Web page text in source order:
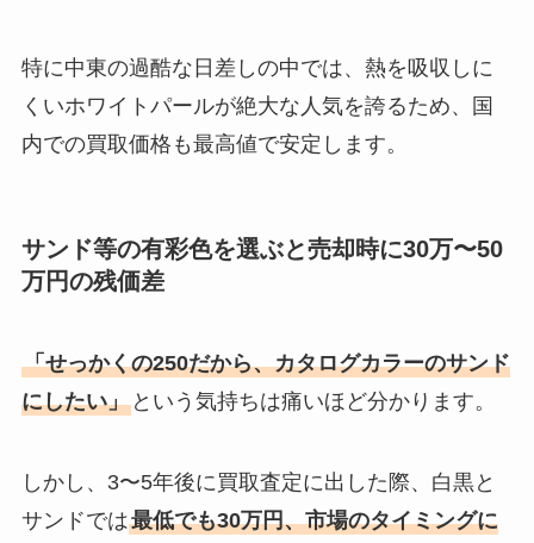
特に中東の過酷な日差しの中では、熱を吸収しに
くいホワイトパールが絶大な人気を誇るため、国
内での買取価格も最高値で安定します。
サンド等の有彩色を選ぶと売却時に30万〜50
万円の残価差
「せっかくの250だから、カタログカラーのサンド
にしたい」という気持ちは痛いほど分かります。
しかし、3〜5年後に買取査定に出した際、白黒と
サンドでは最低でも30万円、市場のタイミングに